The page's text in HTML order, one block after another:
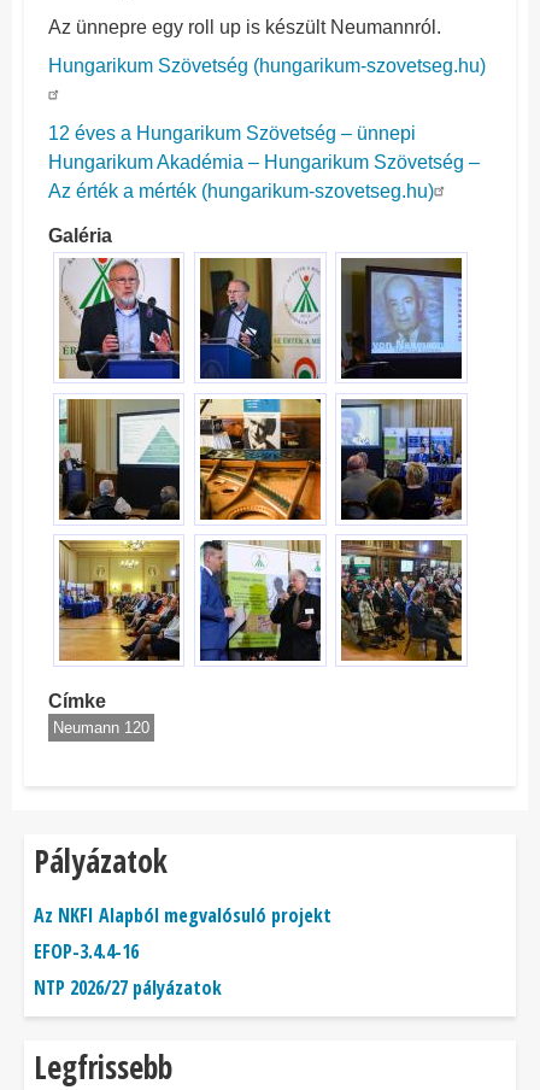
Az ünnepre egy roll up is készült Neumannról.
Hungarikum Szövetség (hungarikum-szovetseg.hu)
12 éves a Hungarikum Szövetség – ünnepi
Hungarikum Akadémia – Hungarikum Szövetség –
Az érték a mérték (hungarikum-szovetseg.hu)
Galéria
Címke
Neumann 120
Pályázatok
Az NKFI Alapból megvalósuló projekt
EFOP-3.4.4-16
NTP 2026/27 pályázatok
Legfrissebb